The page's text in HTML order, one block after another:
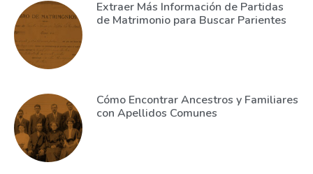
Extraer Más Información de Partidas
de Matrimonio para Buscar Parientes
Cómo Encontrar Ancestros y Familiares
con Apellidos Comunes